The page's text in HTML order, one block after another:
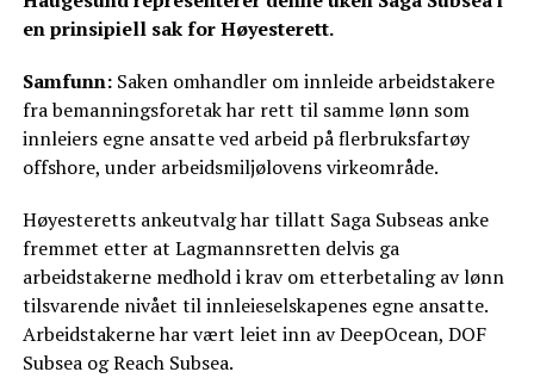
en prinsipiell sak for Høyesterett.
Samfunn:Saken omhandler om innleide arbeidstakere
fra bemanningsforetak har rett til samme lønn som
innleiers egne ansatte ved arbeid på flerbruksfartøy
offshore, under arbeidsmiljølovens virkeområde.
Høyesteretts ankeutvalg har tillatt Saga Subseas anke
fremmet etter at Lagmannsretten delvis ga
arbeidstakerne medhold i krav om etterbetaling av lønn
tilsvarende nivået til innleieselskapenes egne ansatte.
Arbeidstakerne har vært leiet inn av DeepOcean, DOF
Subsea og Reach Subsea.